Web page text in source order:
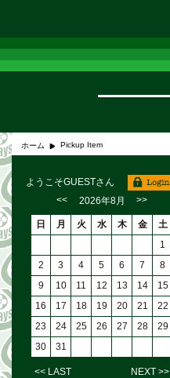
ホーム Pickup Item
ようこそGUESTさん
<<
2026年8月 >>
日 月 火 水 木 金
土
1
2
3 4 5 6 7
8
9
10 11 12 13 14
15
16
17 18 19 20 21
22
23
24 25 26 27 28
29
30
31
<< LAST NEXT >>